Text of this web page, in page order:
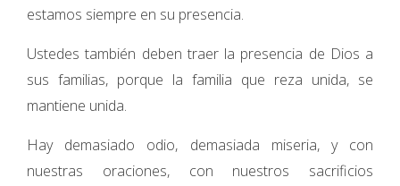
estamos siempre en su presencia.
Ustedes también deben traer la presencia de Dios a
sus familias, porque la familia que reza unida, se
mantiene unida.
Hay demasiado odio, demasiada miseria, y con
nuestras oraciones, con nuestros sacrificios